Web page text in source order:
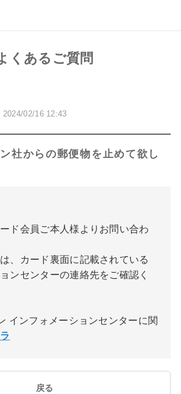
くあるご質問
2024/02/16 12:43
社からの郵便物を止めて欲し
ド会員ご本人様よりお問い合わ
、カード裏面に記載されている
ンセンターの連絡先をご確認く
インフォメーションセンターに関
戻る